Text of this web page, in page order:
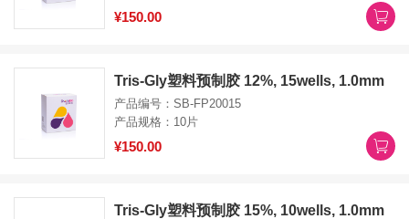
¥150.00
Tris-Gly塑料预制胶 12%, 15wells, 1.0mm
产品编号：SB-FP20015
产品规格：10片
¥150.00
Tris-Gly塑料预制胶 15%, 10wells, 1.0mm